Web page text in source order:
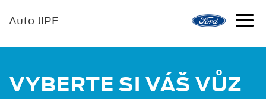
Auto JIPE
VYBERTE SI VÁŠ VŮZ